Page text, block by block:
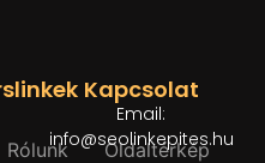
Rólunk Oldaltérkép
Kapcsolat
Email:
info@seolinkepites.hu